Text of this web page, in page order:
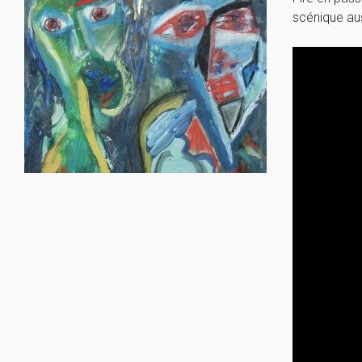
scénique